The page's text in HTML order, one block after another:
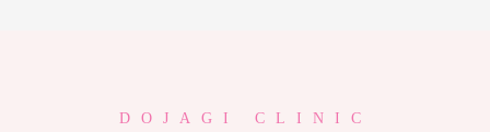
DOJAGI CLINIC